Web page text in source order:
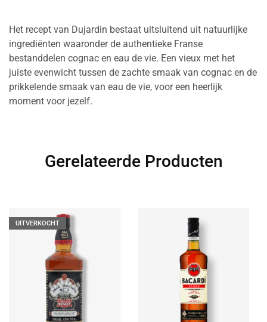
Het recept van Dujardin bestaat uitsluitend uit natuurlijke
ingrediënten waaronder de authentieke Franse
bestanddelen cognac en eau de vie. Een vieux met het
juiste evenwicht tussen de zachte smaak van cognac en de
prikkelende smaak van eau de vie, voor een heerlijk
moment voor jezelf.
Gerelateerde Producten
UITVERKOCHT